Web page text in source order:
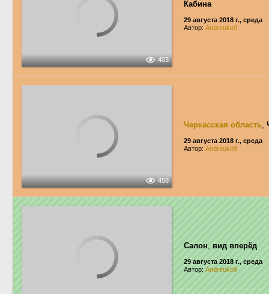
403
Кабина
29 августа 2018 г., среда
Автор: Andreuko9
458
Черкасская область,
29 августа 2018 г., среда
Автор: Andreuko9
Салон, вид вперёд
29 августа 2018 г., среда
Автор: Andreuko9